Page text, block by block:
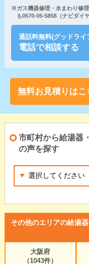
※ガス機器修理・水まわり修
も0570-05-5858（ナビダイ
通話料無料(グッドライ
電話で相談する
無料お見積りはこ
市町村から給湯器
の声を探す
その他のエリアの給湯
大阪府
（1043件）